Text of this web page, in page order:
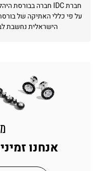
על פי כללי האתיקה של
הישראלית נחשבת
אנחנו